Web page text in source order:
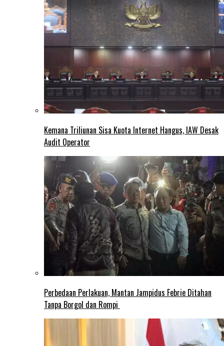
Kemana Triliunan Sisa Kuota Internet Hangus, IAW Desak
Audit Operator
Perbedaan Perlakuan, Mantan Jampidus Febrie Ditahan
Tanpa Borgol dan Rompi